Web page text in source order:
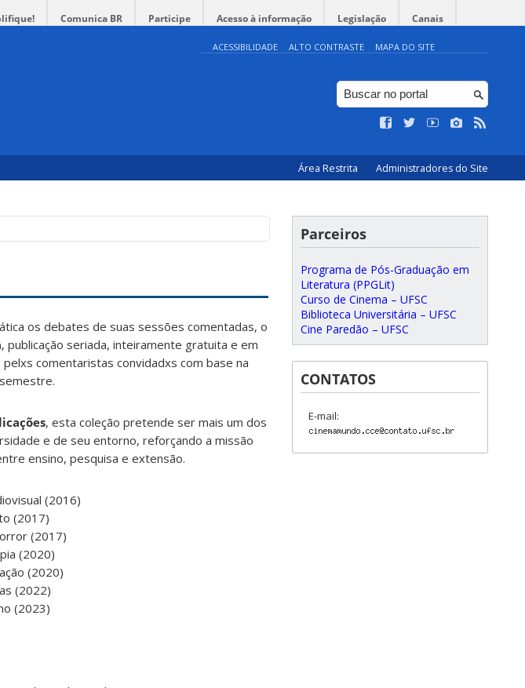
Comunica BR Participe Acesso à informação Legislação Canais
ACESSIBILIDADE ALTO CONTRASTE MAPA DO SITE
Área Restrita Administradores do Site
os debates de suas sessões comentadas, o
, publicação seriada, inteiramente gratuita e em
comentaristas convidadxs com base na
, esta coleção pretende ser mais um dos
e de seu entorno, reforçando a missão
ensino, pesquisa e extensão.
(2016)
(2017)
(2017)
(2020)
(2020)
(2022)
(2023)
Parceiros
Programa de Pós-Graduação em
Literatura (PPGLit)
Curso de Cinema – UFSC
Biblioteca Universitária – UFSC
Cine Paredão – UFSC
CONTATOS
E-mail: